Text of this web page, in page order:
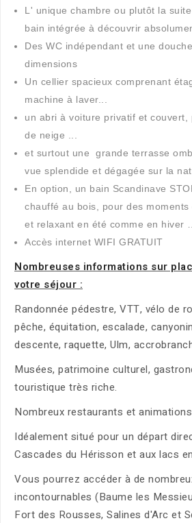
L' unique chambre ou plutôt la
bain intégrée à découvrir
Des WC indépendant et une
dimensions
Un cellier spacieux comprenant
machine à laver...
un abri à voiture privatif et couvert,
de neige ...
et surtout une grande terrasse
vue splendide et dégagée sur la
En option, un bain Scandinave
chauffé au bois, pour des
et relaxant en été comme en hiver …
Accès internet WIFI GRATUIT
Nombreuses informations sur
votre séjour :
Randonnée pédestre, VTT, vélo de
pêche, équitation, escalade,
descente, raquette, Ulm,
Musées, patrimoine culturel,
touristique très riche.
Nombreux restaurants et
Idéalement situé pour un départ
Cascades du Hérisson et aux lacs
Vous pourrez accéder à de
incontournables (Baume les
Fort des Rousses, Salines d'Arc et